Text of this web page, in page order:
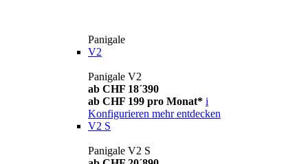
Panigale
V2
Panigale V2
ab CHF 18´390
ab CHF 199 pro Monat* i
Konfigurieren mehr entdecken
V2 S
Panigale V2 S